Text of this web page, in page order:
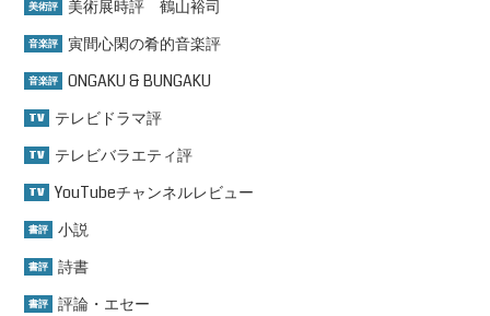
美術評 美術展時評 鶴山裕司
音楽評 寅間心閑の肴的音楽評
音楽評 ONGAKU & BUNGAKU
TV テレビドラマ評
TV テレビバラエティ評
TV YouTubeチャンネルレビュー
書評 小説
書評 詩書
書評 評論・エセー